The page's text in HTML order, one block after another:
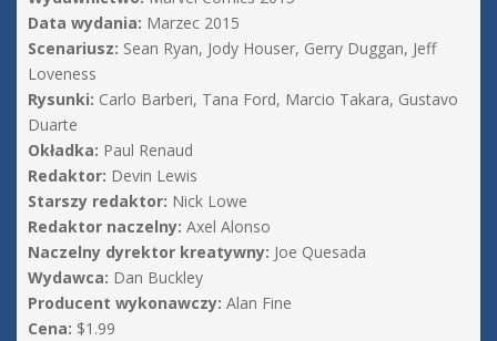
Data wydania: Marzec 2015
Scenariusz: Sean Ryan, Jody Houser, Gerry Duggan, Jeff
Loveness
Rysunki: Carlo Barberi, Tana Ford, Marcio Takara, Gustavo
Duarte
Okładka: Paul Renaud
Redaktor: Devin Lewis
Starszy redaktor: Nick Lowe
Redaktor naczelny: Axel Alonso
Naczelny dyrektor kreatywny: Joe Quesada
Wydawca: Dan Buckley
Producent wykonawczy: Alan Fine
Cena: $1.99